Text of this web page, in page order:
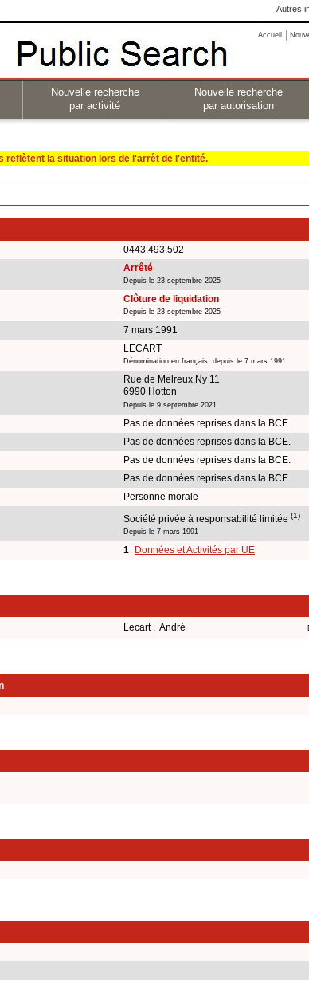
Autres
Accueil
Nouvelle recherche
par activité
Nouvelle recherche
par autorisation
reflètent la situation lors de l'arrêt de l'entité.
0443.493.502
Arrêté
Depuis le 23 septembre 2025
Clôture de liquidation
Depuis le 23 septembre 2025
7 mars 1991
LECART
Dénomination en français, depuis le 7 mars 1991
Rue de Melreux,Ny 11
6990 Hotton
Depuis le 9 septembre 2021
Pas de données reprises dans la BCE.
Pas de données reprises dans la BCE.
Pas de données reprises dans la BCE.
Pas de données reprises dans la BCE.
Personne morale
Société privée à responsabilité limitée (1)
Depuis le 7 mars 1991
1 Données et Activités par UE
Lecart , André